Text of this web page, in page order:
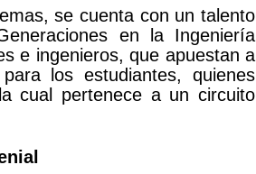
se cuenta con un talento
en la Ingeniería
e ingenieros, que apuestan a
los estudiantes, quienes
cual pertenece a un circuito